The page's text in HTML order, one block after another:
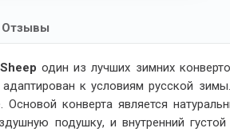
Отзывы
один из лучших зимних
к условиям русской
Основой конверта является
подушку, и внутренний